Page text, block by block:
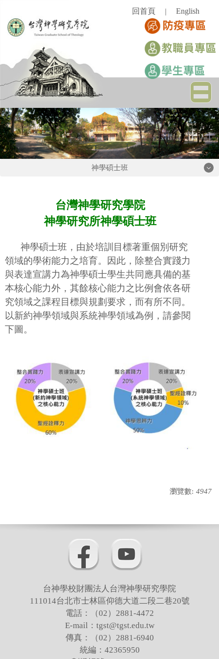
主
區
回首頁 English
神學碩士班
成立宗旨
招生訊息
師資陣容
課程表&行事曆
精彩回顧
歷屆博碩士論文資訊
台灣神學研究學院
神學研究所神學碩士班
神學碩士班，由於培訓目標著重個別研究
領域的學術能力之培育。因此，除整合實踐力
與表達宣講力為神學碩士學生共同應具備的基
本核心能力外，其餘核心能力之比例會依各研
究領域之課程目標與規劃要求，而有所不同。
以新約神學領域與系統神學領域為例，請參閱
下圖。
瀏覽數: 4947
台神學校財團法人台灣神學研究學院
111014台北市士林區仰德大道二段二巷20號
電話：（02）2881-4472
E-mail：tgst@tgst.edu.tw
傳真：（02）2881-6940
統編：42365950